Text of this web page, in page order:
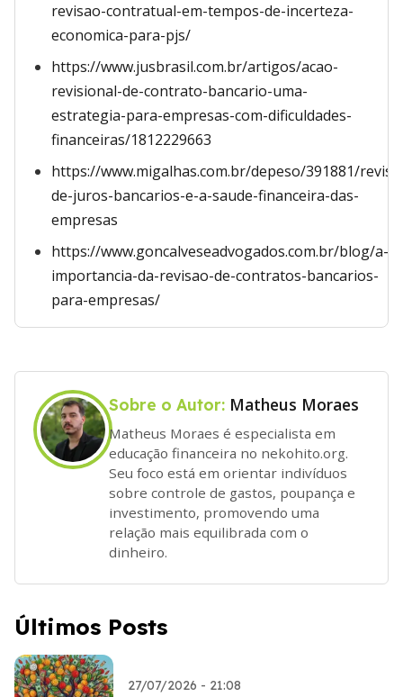
revisao-contratual-em-tempos-de-incerteza-
economica-para-pjs/
https://www.jusbrasil.com.br/artigos/acao-
revisional-de-contrato-bancario-uma-
estrategia-para-empresas-com-dificuldades-
financeiras/1812229663
https://www.migalhas.com.br/depeso/391881/
de-juros-bancarios-e-a-saude-financeira-das-
empresas
https://www.goncalveseadvogados.com.br/blog/a-
importancia-da-revisao-de-contratos-bancarios-
para-empresas/
Sobre o Autor: Matheus Moraes
Matheus Moraes é especialista em
educação financeira no nekohito.org.
Seu foco está em orientar indivíduos
sobre controle de gastos, poupança e
investimento, promovendo uma
relação mais equilibrada com o
dinheiro.
Últimos Posts
27/07/2026 - 21:08